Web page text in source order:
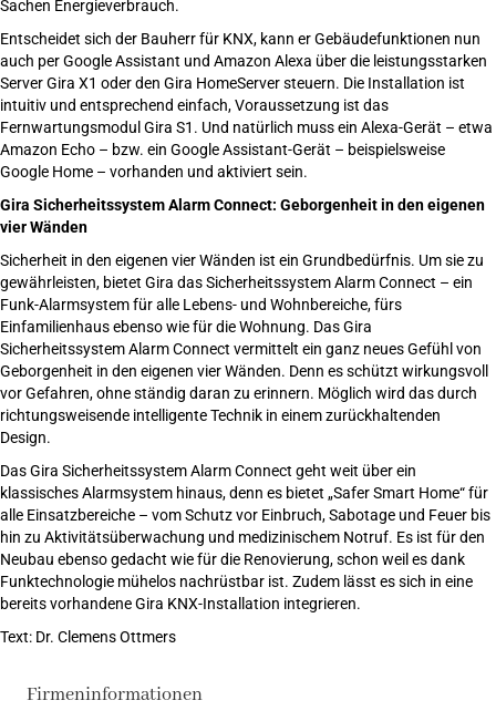
Sachen Energieverbrauch.
Entscheidet sich der Bauherr für KNX, kann er Gebäudefunktionen nun
auch per Google Assistant und Amazon Alexa über die leistungsstarken
Server Gira X1 oder den Gira HomeServer steuern. Die Installation ist
intuitiv und entsprechend einfach, Voraussetzung ist das
Fernwartungsmodul Gira S1. Und natürlich muss ein Alexa-Gerät – etwa
Amazon Echo – bzw. ein Google Assistant-Gerät – beispielsweise
Google Home – vorhanden und aktiviert sein.
Gira Sicherheitssystem Alarm Connect: Geborgenheit in den eigenen
vier Wänden
Sicherheit in den eigenen vier Wänden ist ein Grundbedürfnis. Um sie zu
gewährleisten, bietet Gira das Sicherheitssystem Alarm Connect – ein
Funk-Alarmsystem für alle Lebens- und Wohnbereiche, fürs
Einfamilienhaus ebenso wie für die Wohnung. Das Gira
Sicherheitssystem Alarm Connect vermittelt ein ganz neues Gefühl von
Geborgenheit in den eigenen vier Wänden. Denn es schützt wirkungsvoll
vor Gefahren, ohne ständig daran zu erinnern. Möglich wird das durch
richtungsweisende intelligente Technik in einem zurückhaltenden
Design.
Das Gira Sicherheitssystem Alarm Connect geht weit über ein
klassisches Alarmsystem hinaus, denn es bietet „Safer Smart Home“ für
alle Einsatzbereiche – vom Schutz vor Einbruch, Sabotage und Feuer bis
hin zu Aktivitätsüberwachung und medizinischem Notruf. Es ist für den
Neubau ebenso gedacht wie für die Renovierung, schon weil es dank
Funktechnologie mühelos nachrüstbar ist. Zudem lässt es sich in eine
bereits vorhandene Gira KNX-Installation integrieren.
Text: Dr. Clemens Ottmers
Firmeninformationen